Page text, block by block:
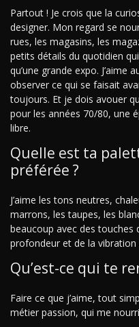
Partout ! Je crois que la
designer. Mon regard se
rues, les magasins, les
petits détails du quotidien
qu’une grande expo. J’aime
observer ce qui se faisait
toujours. Et je dois avouer
pour les années 70/80, une
libre.
Quelle est ta
préférée ?
J’aime les tons neutres,
marrons, les taupes, les
beaucoup avec des touches
profondeur et de la
Qu’est-ce qui te
Faire ce que j’aime, tout
métier passion, qui me